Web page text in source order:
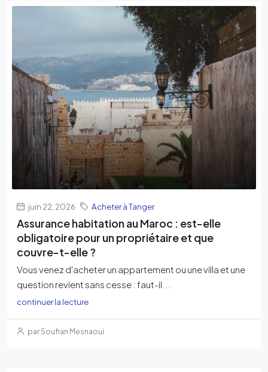
juin 22, 2026 Acheter à Tanger
Assurance habitation au Maroc : est-elle
obligatoire pour un propriétaire et que
couvre-t-elle ?
Vous venez d'acheter un appartement ou une villa et une
question revient sans cesse : faut-il...
continuer la lecture
par Soufian Mesnaoui